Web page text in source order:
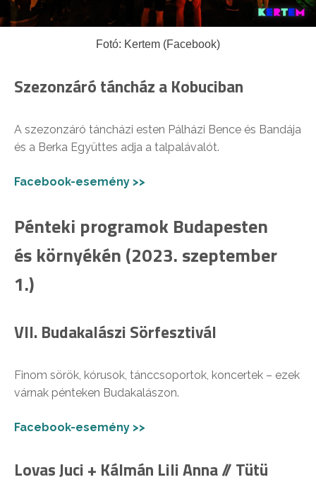
Fotó: Kertem (Facebook)
Szezonzáró táncház a Kobuciban
A szezonzáró táncházi esten Pálházi Bence és Bandája
és a Berka Együttes adja a talpalávalót.
Facebook-esemény >>
Pénteki programok Budapesten
és környékén (2023. szeptember
1.)
VII. Budakalászi Sörfesztivál
Finom sörök, kórusok, tánccsoportok, koncertek – ezek
várnak pénteken Budakalászon.
Facebook-esemény >>
Lovas Juci + Kálmán Lili Anna // Tütü